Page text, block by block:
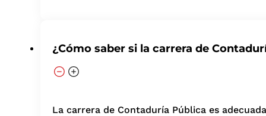
¿Cómo saber si la carrera de
La carrera de Contaduría Pública es